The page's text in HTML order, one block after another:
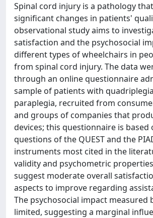
Spinal cord injury is a pathology
significant changes in patients'
observational study aims to
satisfaction and the psychosocial
different types of wheelchairs in
from spinal cord injury. The data
through an online questionnaire
sample of patients with
paraplegia, recruited from
and groups of companies that
devices; this questionnaire is based
questions of the QUEST and the
instruments most cited in the
validity and psychometric
suggest moderate overall
aspects to improve regarding
The psychosocial impact measured
limited, suggesting a marginal